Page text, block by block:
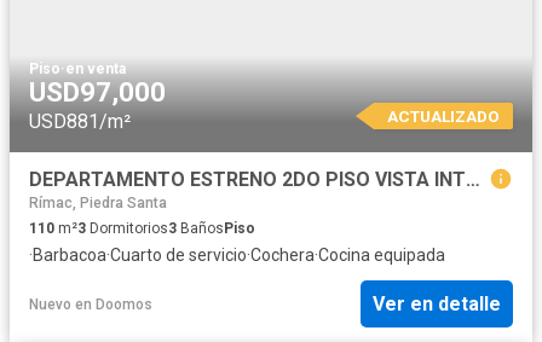
Piso·en venta
USD97,000
USD881/m² ACTUALIZADO
DEPARTAMENTO ESTRENO 2DO PISO VISTA INTERIOR CAYMA 2 MIN DEL GRIFO REPSOL DE LA AV BOLOGNESI
Rímac, Piedra Santa
110 m²3 Dormitorios3 BañosPiso
·Barbacoa·Cuarto de servicio·Cochera·Cocina equipada
Nuevo en Doomos Ver en detalle